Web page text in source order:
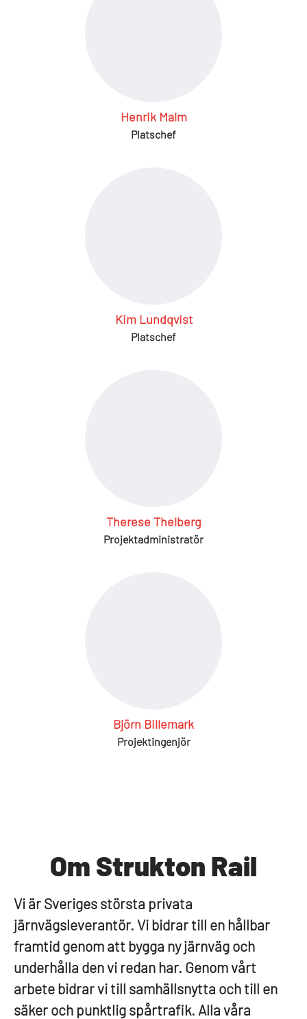
Henrik Malm
Platschef
Kim Lundqvist
Platschef
Therese Thelberg
Projektadministratör
Björn Billemark
Projektingenjör
Om Strukton Rail
Vi är Sveriges största privata
järnvägsleverantör. Vi bidrar till en hållbar
framtid genom att bygga ny järnväg och
underhålla den vi redan har. Genom vårt
arbete bidrar vi till samhällsnytta och till en
säker och punktlig spårtrafik. Alla våra